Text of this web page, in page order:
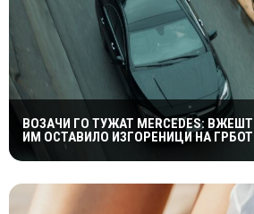
ВОЗАЧИ ГО ТУЖАТ MERCEDES:
ИМ ОСТАВИЛО ИЗГОРЕНИЦИ НА ГРБОТ